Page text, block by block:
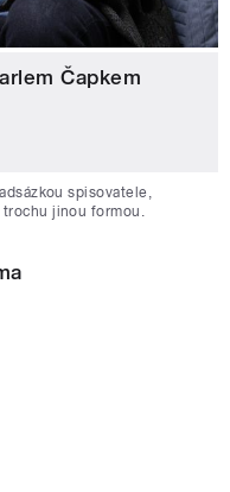
Čapkem
spisovatele,
trochu jinou formou.